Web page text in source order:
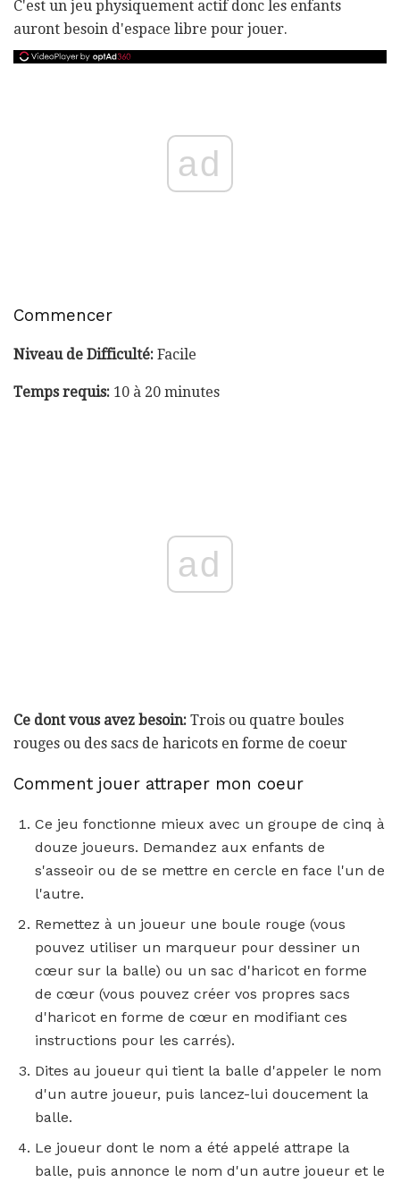
C'est un jeu physiquement actif donc les enfants
auront besoin d'espace libre pour jouer.
ad
Commencer
Niveau de Difficulté: Facile
Temps requis: 10 à 20 minutes
ad
Ce dont vous avez besoin: Trois ou quatre boules
rouges ou des sacs de haricots en forme de coeur
Comment jouer attraper mon coeur
Ce jeu fonctionne mieux avec un groupe de cinq à
douze joueurs. Demandez aux enfants de
s'asseoir ou de se mettre en cercle en face l'un de
l'autre.
Remettez à un joueur une boule rouge (vous
pouvez utiliser un marqueur pour dessiner un
cœur sur la balle) ou un sac d'haricot en forme
de cœur (vous pouvez créer vos propres sacs
d'haricot en forme de cœur en modifiant ces
instructions pour les carrés).
Dites au joueur qui tient la balle d'appeler le nom
d'un autre joueur, puis lancez-lui doucement la
balle.
Le joueur dont le nom a été appelé attrape la
balle, puis annonce le nom d'un autre joueur et le